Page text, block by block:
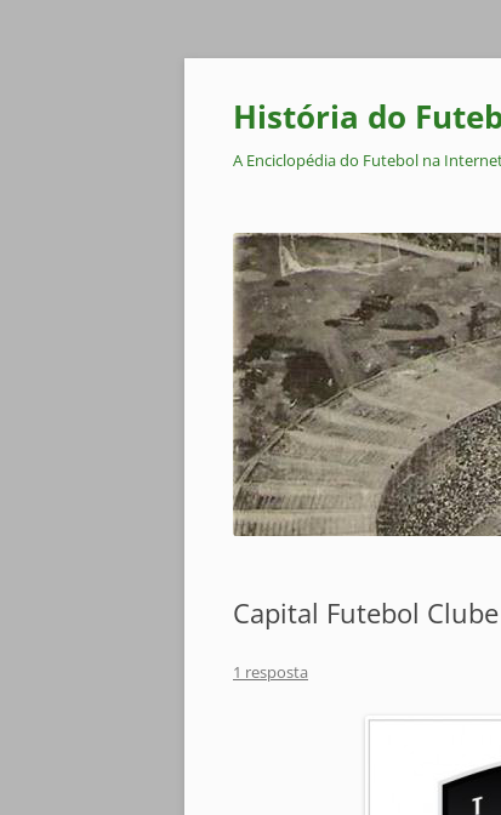
Pular
conteúdo
História do
A Enciclopédia do Futebol na
Capital Futebol Clube
1 resposta